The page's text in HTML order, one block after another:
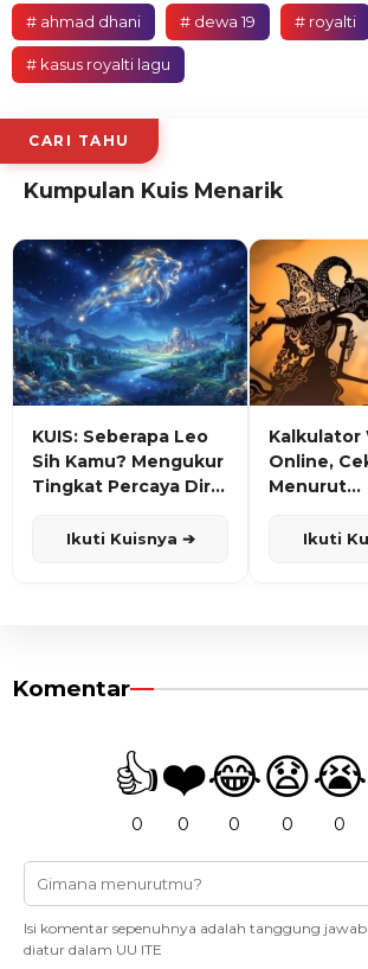
# ahmad dhani # dewa 19 # royalti
# kasus royalti lagu
CARI TAHU
Kumpulan Kuis Menarik
KUIS: Seberapa Leo
Sih Kamu? Mengukur
Tingkat Percaya Diri
Ikuti Kuisnya ➔
Kalkulator
Online,
Menurut
Ikuti
Komentar
👍
0
❤️
0
😂
0
😧
0
😭
0
Isi komentar sepenuhnya adalah tanggung
diatur dalam UU ITE